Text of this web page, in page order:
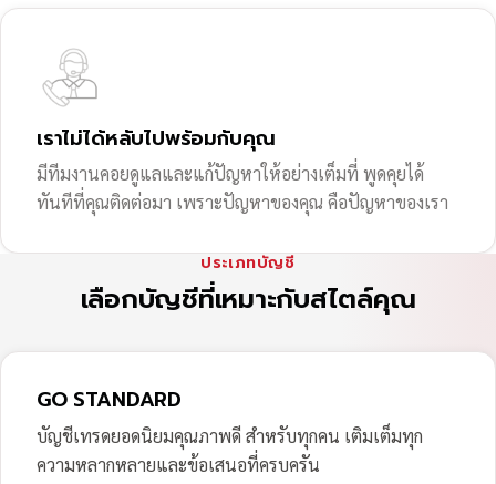
เราไม่ได้หลับไปพร้อมกับคุณ
มีทีมงานคอยดูแลและแก้ปัญหาให้อย่างเต็มที่ พูดคุยได้
ทันทีที่คุณติดต่อมา เพราะปัญหาของคุณ คือปัญหาของเรา
ประเภทบัญชี
เลือกบัญชีที่เหมาะกับสไตล์คุณ
GO STANDARD
บัญชีเทรดยอดนิยมคุณภาพดี สำหรับทุกคน เติมเต็มทุก
ความหลากหลายและข้อเสนอที่ครบครัน